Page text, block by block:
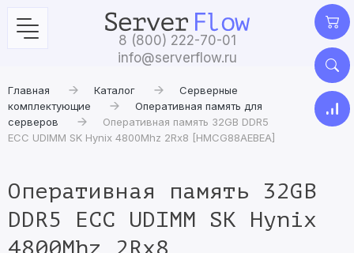
8 (800) 222-70-01
info@serverflow.ru
Главная Каталог
Серверные
комплектующие
Оперативная память для
серверов
Оперативная память 32GB DDR5
ECC UDIMM SK Hynix 4800Mhz 2Rx8 [HMCG88AEBEA]
Оперативная память 32GB
DDR5 ECC UDIMM SK Hynix